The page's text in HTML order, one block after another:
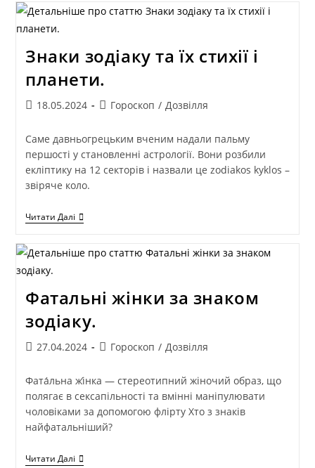
Знаки зодіаку та їх стихії і
планети.
18.05.2024 Гороскоп / Дозвілля
Саме давньогрецьким вченим надали пальму
першості у становленні астрології. Вони розбили
екліптику на 12 секторів і назвали це zodiakos kyklos –
звіряче коло.
Читати Далі
Фатальні жінки за знаком
зодіаку.
27.04.2024 Гороскоп / Дозвілля
Фата́льна жі́нка — стереотипний жіночий образ, що
полягає в сексапільності та вмінні маніпулювати
чоловіками за допомогою флірту Хто з знаків
найфатальніший?
Читати Далі